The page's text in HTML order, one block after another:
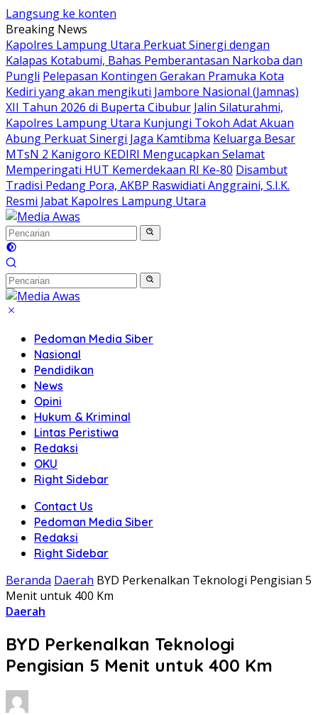
Langsung ke konten
Breaking News
Kapolres Lampung Utara Perkuat Sinergi dengan
Kalapas Kotabumi, Bahas Pemberantasan Narkoba dan
Pungli Pelepasan Kontingen Gerakan Pramuka Kota
Kediri yang akan mengikuti Jambore Nasional (Jamnas)
XII Tahun 2026 di Buperta Cibubur Jalin Silaturahmi,
Kapolres Lampung Utara Kunjungi Tokoh Adat Akuan
Abung Perkuat Sinergi Jaga Kamtibma Keluarga Besar
MTsN 2 Kanigoro KEDIRI Mengucapkan Selamat
Memperingati HUT Kemerdekaan RI Ke-80 Disambut
Tradisi Pedang Pora, AKBP Raswidiati Anggraini, S.I.K.
Resmi Jabat Kapolres Lampung Utara
Pedoman Media Siber
Nasional
Pendidikan
News
Opini
Hukum & Kriminal
Lintas Peristiwa
Redaksi
OKU
Right Sidebar
Contact Us
Pedoman Media Siber
Redaksi
Right Sidebar
Beranda Daerah BYD Perkenalkan Teknologi Pengisian 5
Menit untuk 400 Km
Daerah
BYD Perkenalkan Teknologi
Pengisian 5 Menit untuk 400 Km